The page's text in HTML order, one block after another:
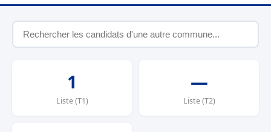
1
Liste (T1)
—
Liste (T2)